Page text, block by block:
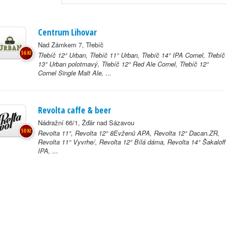
Centrum Lihovar
Nad Zámkem 7, Třebíč
Třebíč 12° Urban, Třebíč 11° Urban, Třebíč 14° IPA Cornel, Třebíč
13° Urban polotmavý, Třebíč 12° Red Ale Cornel, Třebíč 12°
Cornel Single Malt Ale, ...
56 Kč
Revolta caffe & beer
Nádražní 66/1, Žďár nad Sázavou
Revolta 11°, Revolta 12° 8Evženů APA, Revolta 12° Dacan.ZR,
Revolta 11° Vyvrhe/, Revolta 12° Bílá dáma, Revolta 14° Šakaloff
IPA, ...
50 Kč